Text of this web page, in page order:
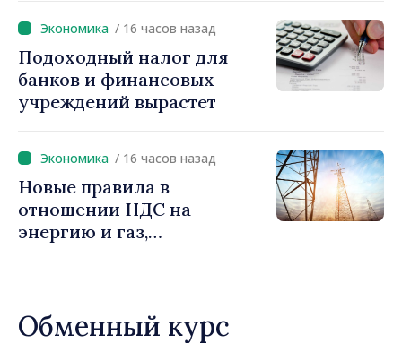
снижение налоговой
нагрузки на труд,
стимулирование
инвестиций и более
справедливое
/ 16 часов назад
Подоходный налог для
банков и финансовых
учреждений вырастет
/ 16 часов назад
Новые правила в
отношении НДС на
энергию и газ,
Обменный курс